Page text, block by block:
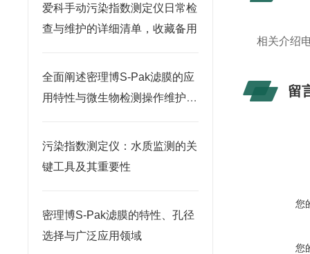
爱科手动污染指数测定仪日常检
查与维护的详细清单，收藏备用
全面阐述密理博S-Pak滤膜的应
用特性与微生物检测操作维护指
污染指数测定仪：水质监测的关
键工具及其重要性
密理博S-Pak滤膜的特性、孔径
选择与广泛应用领域
相关介绍
留
您
您